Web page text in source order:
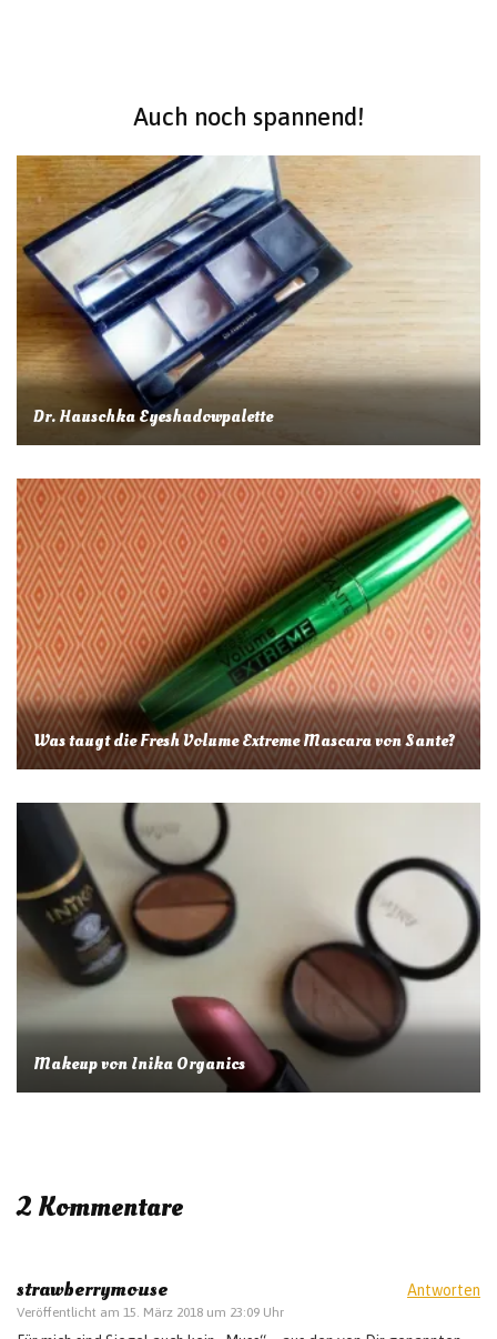
Auch noch spannend!
Dr. Hauschka Eyeshadowpalette
Was taugt die Fresh Volume Extreme Mascara von Sante?
Makeup von Inika Organics
2 Kommentare
strawberrymouse
Veröffentlicht am 15. März 2018 um 23:09 Uhr
Antworten